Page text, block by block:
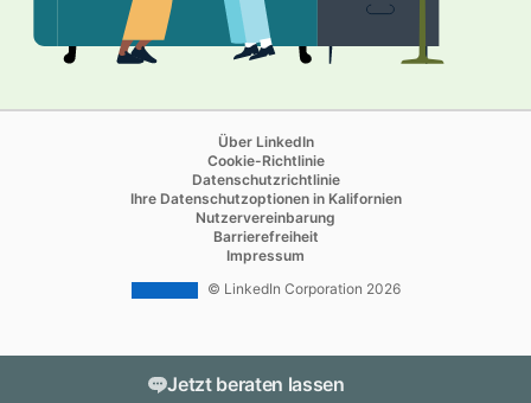
Jetzt beraten lassen
Über LinkedInopens in a new tab
Cookie-Richtlinieopens in a new tab
Datenschutzrichtlinie
Ihre Datenschutzoptionen in Kalifornien
Nutzervereinbarung opens in a new tab
opens in a new tab
© LinkedIn Corporation 2026